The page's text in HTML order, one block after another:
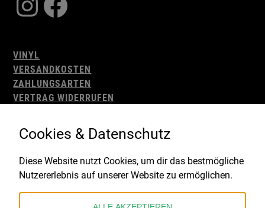
VINYL
VERSANDKOSTEN
ZAHLUNGSARTEN
VERTRAG WIDERRUFEN
WIDERRUFSBELEHRUNG
IMPRESSUM
Gefördert durch:
Cookies & Datenschutz
Diese Website nutzt Cookies, um dir das bestmögliche
Nutzererlebnis auf unserer Website zu ermöglichen.